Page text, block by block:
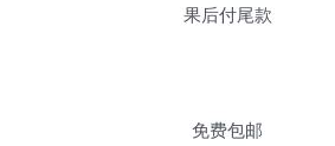
果后付尾款
免费包邮